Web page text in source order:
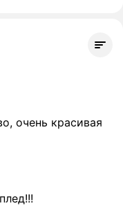
очень красивая